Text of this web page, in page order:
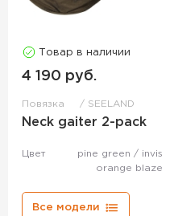
Товар в наличии
4 190 руб.
Повязка SEELAND
Neck gaiter 2-pack
Цвет
pine green / invis
orange blaze
Все модели